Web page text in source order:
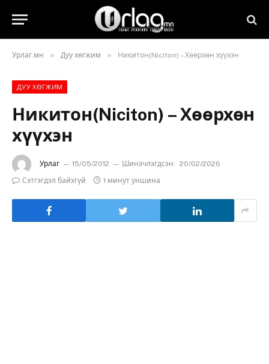
Урлаг.мн » Дуу хөгжим » Никитон(Niciton) – Хөөрхөн хүүхэн
ДУУ ХӨГЖИМ
Никитон(Niciton) – Хөөрхөн
хүүхэн
Урлаг 15/05/2012 Шинэчлэгдсэн: 20/02/2026
Сэтгэгдэл байхгүй
1 минут уншина